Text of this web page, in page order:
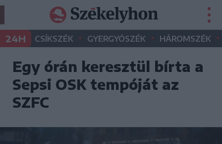
24H CSÍKSZÉK • GYERGYÓSZÉK • HÁROMSZÉK •
Egy órán keresztül bírta a
Sepsi OSK tempóját az
SZFC